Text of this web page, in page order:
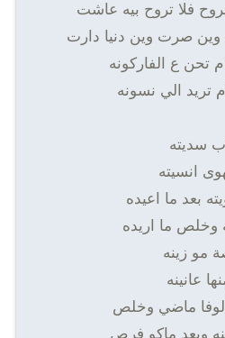
فلا تروح بيه عاشت
صرت وين دنيا دارت
تحن ع الفاركونه
تريد الي نسونه
سديته
انسيته
بعد ما اعيده
وخلص ما اريده
مو زينه
عانينه
الوفا ماضي وخلص
وبعد ماكو فرص